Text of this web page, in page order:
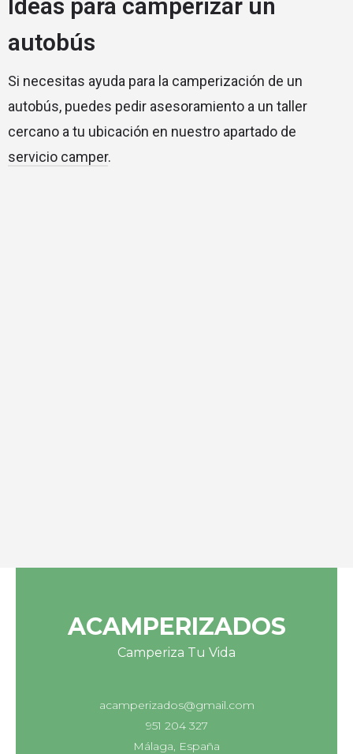
Ideas para camperizar un
autobús
Si necesitas ayuda para la camperización de un
autobús, puedes pedir asesoramiento a un taller
cercano a tu ubicación en nuestro apartado de
servicio camper.
ACAMPERIZADOS
Camperiza Tu Vida
acamperizados@gmail.com
951 204 327
Málaga, España